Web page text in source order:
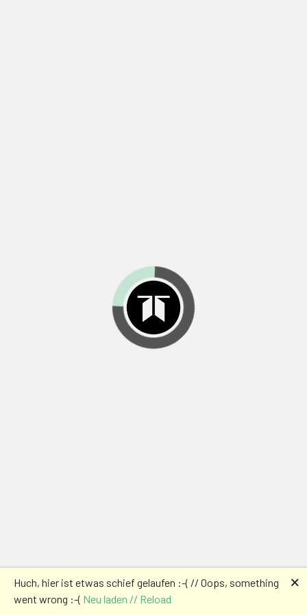
Huch, hier ist etwas schief gelaufen :-( // Oops, something
went wrong :-( Neu laden // Reload
🗙